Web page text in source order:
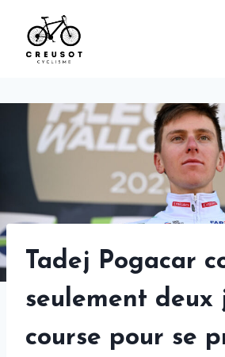
content
Tadej Pogacar
seulement deux
course pour se